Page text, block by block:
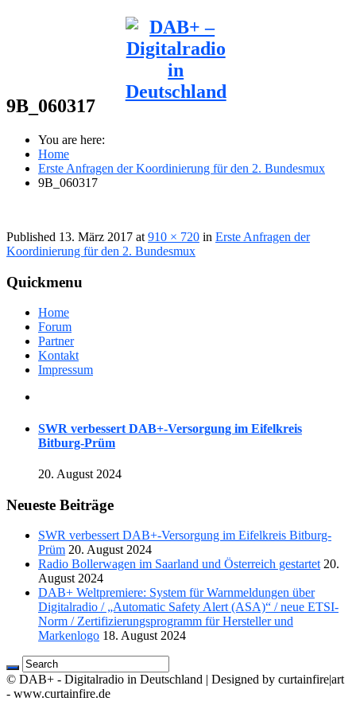
9B_060317
You are here:
Home
Erste Anfragen der Koordinierung für den 2. Bundesmux
9B_060317
Published 13. März 2017 at 910 × 720 in Erste Anfragen der
Koordinierung für den 2. Bundesmux
Quickmenu
Home
Forum
Partner
Kontakt
Impressum
SWR verbessert DAB+-Versorgung im Eifelkreis
Bitburg-Prüm
20. August 2024
Neueste Beiträge
SWR verbessert DAB+-Versorgung im Eifelkreis Bitburg-
Prüm 20. August 2024
Radio Bollerwagen im Saarland und Österreich gestartet 20.
August 2024
DAB+ Weltpremiere: System für Warnmeldungen über
Digitalradio / „Automatic Safety Alert (ASA)“ / neue ETSI-
Norm / Zertifizierungsprogramm für Hersteller und
Markenlogo 18. August 2024
© DAB+ - Digitalradio in Deutschland | Designed by curtainfire|art
- www.curtainfire.de